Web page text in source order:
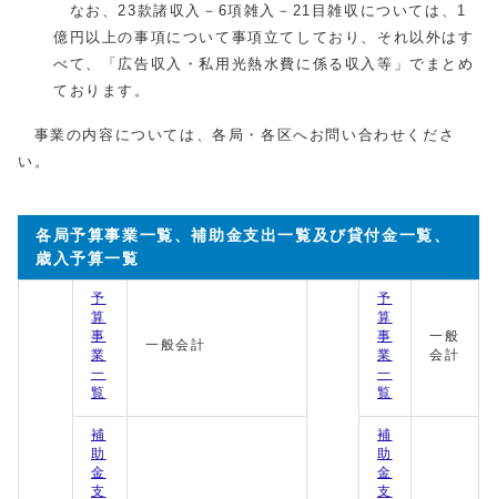
なお、23款諸収入－6項雑入－21目雑収については、1
億円以上の事項について事項立てしており、それ以外はす
べて、「広告収入・私用光熱水費に係る収入等」でまとめ
ております。
事業の内容については、各局・各区へお問い合わせくださ
い。
各局予算事業一覧、補助金支出一覧及び貸付金一覧、
歳入予算一覧
予
算
事
業
一
覧
一般会計
予
算
事
業
一
覧
一般
会計
補
助
金
支
補
助
金
支